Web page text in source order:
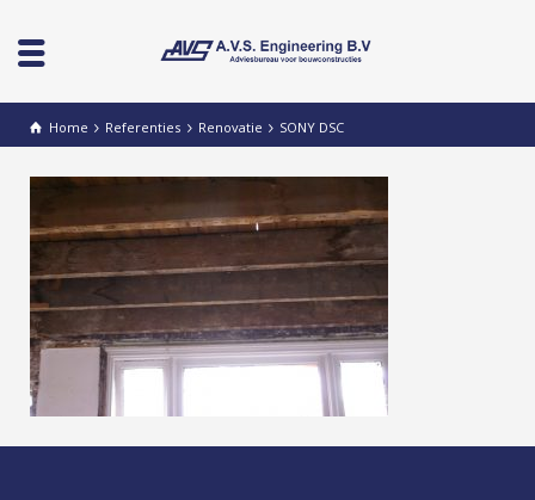
Home Referenties Renovatie SONY DSC